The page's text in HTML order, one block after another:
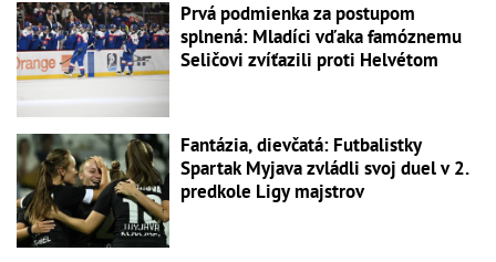
Prvá podmienka za postupom
splnená: Mladíci vďaka famóznemu
Seličovi zvíťazili proti Helvétom
Fantázia, dievčatá: Futbalistky
Spartak Myjava zvládli svoj duel v 2.
predkole Ligy majstrov